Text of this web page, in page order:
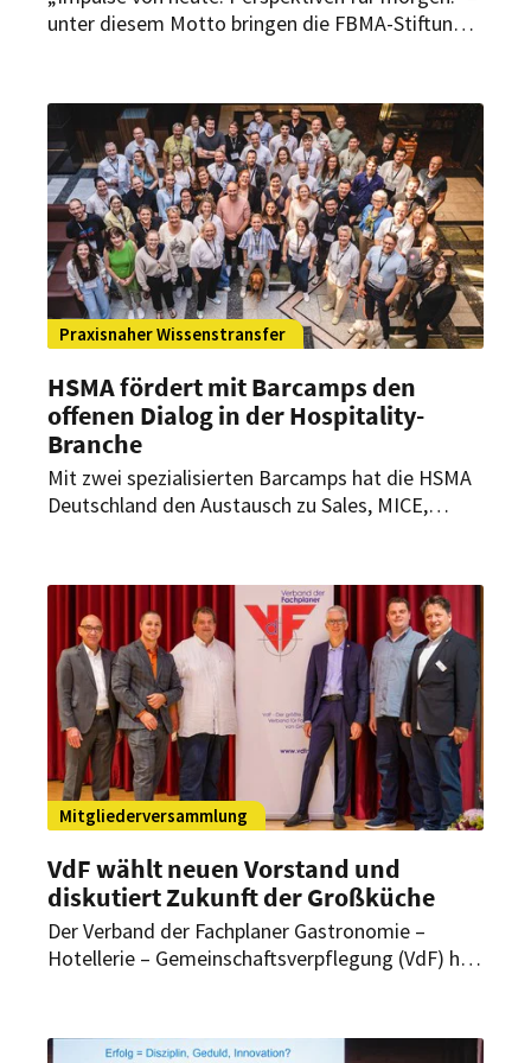
unter diesem Motto bringen die FBMA-Stiftung
„Meet the Best“ in Berlin stehen persönliche
Gespräche über Karrierewege, Entscheidungen,
Erfolge und Rückschläge im Mittelpunkt.
Praxisnaher Wissenstransfer
HSMA fördert mit Barcamps den
offenen Dialog in der Hospitality-
Branche
Mit zwei spezialisierten Barcamps hat die HSMA
Deutschland den Austausch zu Sales, MICE,
aktuelle Herausforderungen und entwickelten
praxisnahe Lösungsansätze für die Hospitality-
Branche.
Mitgliederversammlung
VdF wählt neuen Vorstand und
diskutiert Zukunft der Großküche
Der Verband der Fachplaner Gastronomie –
Hotellerie – Gemeinschaftsverpflegung (VdF) hat
anschließenden Fachtagung standen